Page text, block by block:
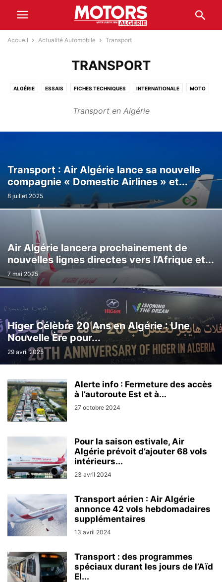
Accueil Actualité Automobile Transport
TRANSPORT
ALGÉRIE ESSAIS FICHES TECHNIQUES INTERNATIONALE MOTO
Transport en Algérie
Transport : Air Algérie lance sa nouvelle
compagnie « Domestic Airlines » et...
8 juillet 2025
Air Algérie lancera prochainement de
nouvelles lignes directes vers l’Afrique et...
7 mai 2025
Higer Célèbre 20 Ans en Algérie : Une
Nouvelle Ère pour...
29 avril 2025
Alerte info : Fermeture des accès
à l’autoroute Est et à...
27 octobre 2024
Pour la saison estivale, Air
Algérie prévoit d’ajouter 68 vols
intérieurs...
23 avril 2024
Transport aérien : Air Algérie
annonce 42 vols hebdomadaires
supplémentaires
13 avril 2024
Transport : des programmes
spéciaux durant les jours de l’Aïd
El...